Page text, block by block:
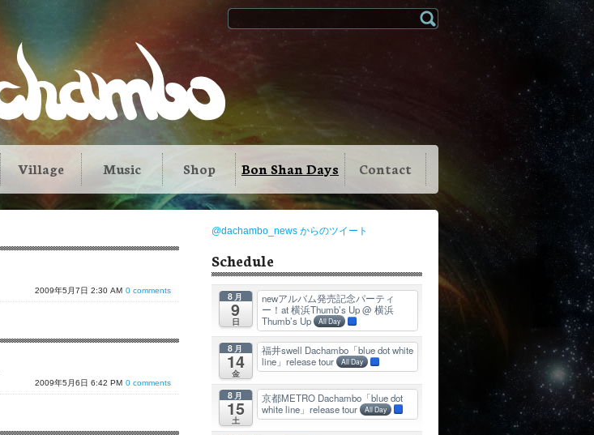
Village Music Shop Bon Shan Days Contact
2009年5月7日 2:30 AM 0 comments
2009年5月6日 6:42 PM 0 comments
@dachambo_news からのツイート
Schedule
8月
9
日
newアルバム発売記念パーティ
ー！at 横浜Thumb’s Up@ 横浜
Thumb’s Up All Day
8月
14
金
福井swell Dachambo「blue dot white
line」release tour All Day
8月
15
土
京都METRO Dachambo「blue dot
white line」release tour All Day